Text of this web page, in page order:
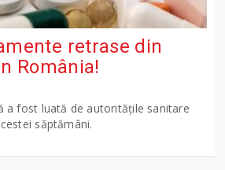
retrase din
România!
a fost luată de autoritățile sanitare
săptămâni.